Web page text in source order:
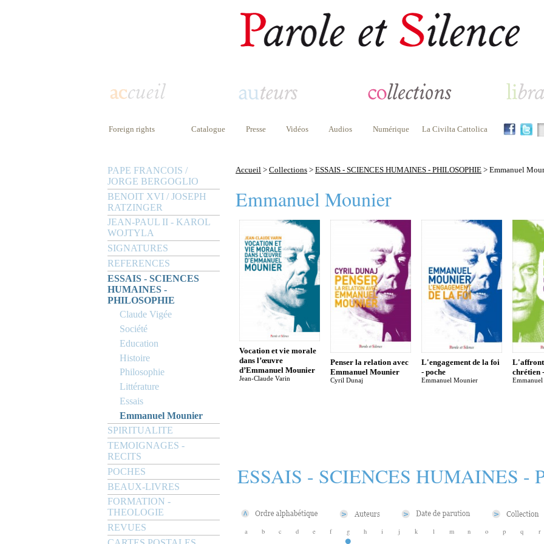
Foreign rights Catalogue Presse Vidéos Audios Numérique La Civilta Cattolica
PAPE FRANCOIS /
JORGE BERGOGLIO
BENOIT XVI / JOSEPH
RATZINGER
JEAN-PAUL II - KAROL
WOJTYLA
SIGNATURES
REFERENCES
ESSAIS - SCIENCES
HUMAINES -
PHILOSOPHIE
Claude Vigée
Société
Education
Histoire
Philosophie
Littérature
Essais
Emmanuel Mounier
SPIRITUALITE
TEMOIGNAGES -
RECITS
POCHES
BEAUX-LIVRES
FORMATION -
THEOLOGIE
REVUES
Accueil > Collections > ESSAIS - SCIENCES HUMAINES - PHILOSOPHIE > Emmanuel
Emmanuel Mounier
Vocation et vie morale
dans l’œuvre
d’Emmanuel Mounier
Jean-Claude Varin
Penser la relation avec
Emmanuel Mounier
Cyril Dunaj
L'engagement de la foi
- poche
Emmanuel Mounier
chrétien
ESSAIS - SCIENCES HUMAINES -
a b c d e f g h i j k l m n o p q r